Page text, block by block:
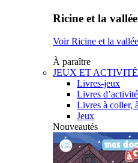
Ricine et la
Voir Ricine et la
À paraître
JEUX ET
Livres-jeux
Livres
Livres à coller,
Jeux
Nouveautés